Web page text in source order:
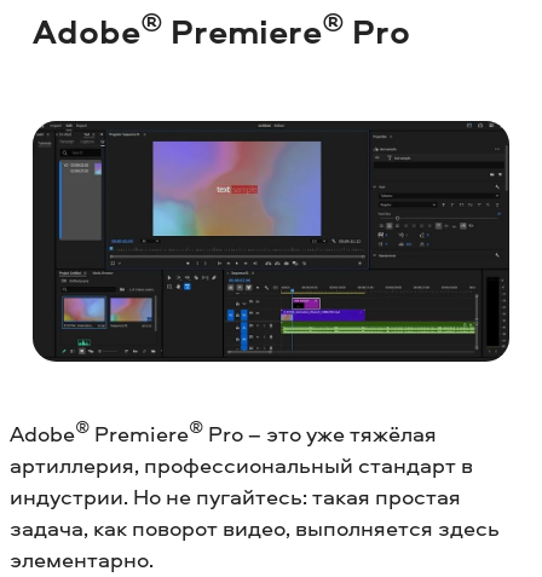
Adobe® Premiere® Pro
Adobe® Premiere® Pro – это уже тяжёлая
артиллерия, профессиональный стандарт в
индустрии. Но не пугайтесь: такая простая
задача, как поворот видео, выполняется здесь
элементарно.